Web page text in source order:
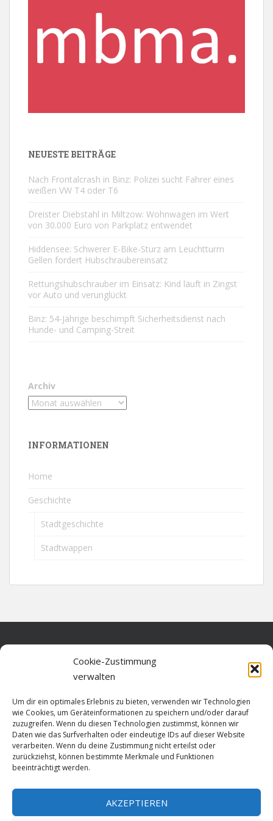
Cookie-Zustimmung
verwalten
Um dir ein optimales Erlebnis zu bieten, verwenden wir Technologien
wie Cookies, um Geräteinformationen zu speichern und/oder darauf
zuzugreifen. Wenn du diesen Technologien zustimmst, können wir
Daten wie das Surfverhalten oder eindeutige IDs auf dieser Website
verarbeiten. Wenn du deine Zustimmung nicht erteilst oder
zurückziehst, können bestimmte Merkmale und Funktionen
beeinträchtigt werden.
AKZEPTIEREN
NEUESTE BEITRÄGE
Nach Frontalcrash in Binz: Polizei sucht Fahrer eines
weißen VW T4 oder T6
Dreister Diebstahl in Miltzow: Wohnwagen im Wert
von 30.000 Euro von Parkplatz entwendet
Hiddensee: Schwerer E-Bike-Sturz am Leuchtturm
Gellen fordert Hubschraubereinsatz
Rettungshubschrauber im Einsatz: Kind läuft in Zingst
vor Auto und verunglückt
Binz: 54-Jährige beschimpft Sicherheitsdienst nach
Hunde- und Camping-Streit
Archiv
INFORMATIONEN
Home
Geschichte
Stadtgeschichte
Stadtwappen
Datenschutz
Cookie-Richtlinie (EU)
Impressum